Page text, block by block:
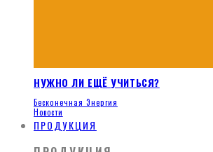
НУЖНО ЛИ ЕЩЁ УЧИТЬСЯ?
Бесконечная Энергия
Новости
ПРОДУКЦИЯ